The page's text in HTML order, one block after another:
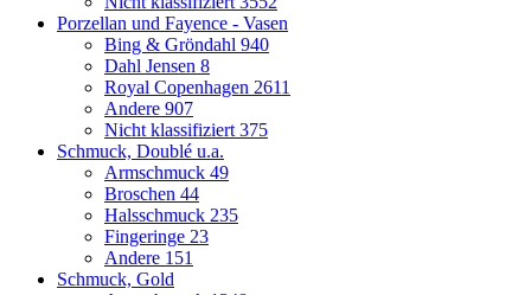
Porzellan und Fayence - Vasen
Bing & Gröndahl 940
Dahl Jensen 8
Royal Copenhagen 2611
Andere 907
Nicht klassifiziert 375
Schmuck, Doublé u.a.
Armschmuck 49
Broschen 44
Halsschmuck 235
Fingeringe 23
Andere 151
Schmuck, Gold